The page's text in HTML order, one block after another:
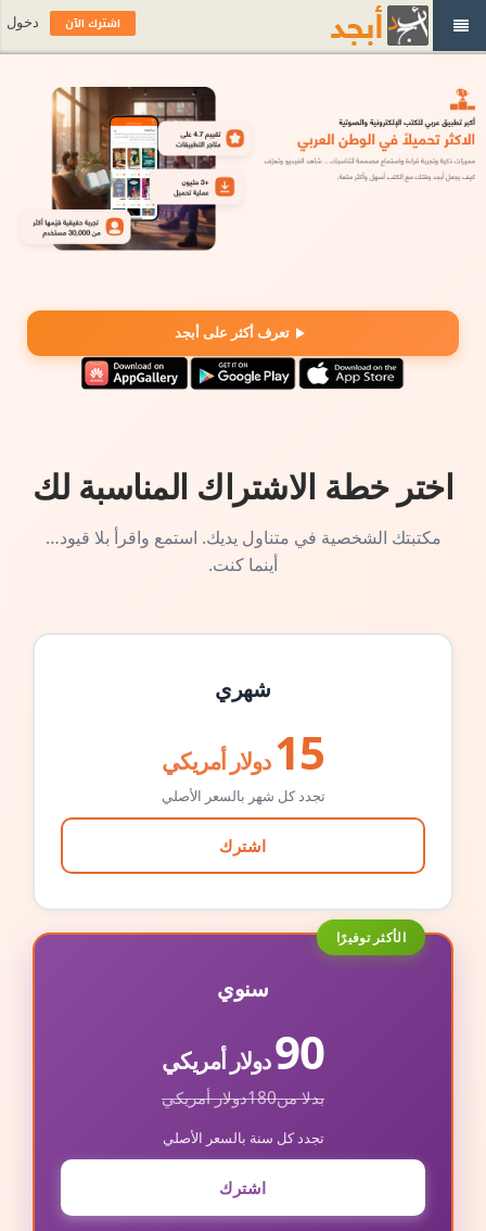
تعرف أكثر على أبجد
اختر خطة الاشتراك المناسبة لك
مكتبتك الشخصية في متناول يديك. استمع واقرأ بلا قيود…
أينما كنت.
شهري
15 دولار أمريكي
تجدد كل شهر بالسعر الأصلي
اشترك
الأكثر توفيرًا
سنوي
90دولار أمريكي
بدلا من180دولار أمريكي
تجدد كل سنة بالسعر الأصلي
اشترك
اشترك الآن دخول